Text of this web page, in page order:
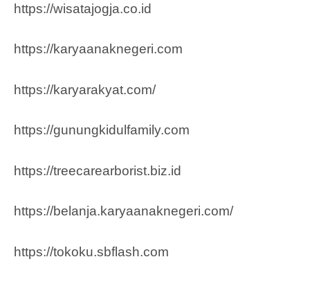
https://wisatajogja.co.id
https://karyaanaknegeri.com
https://karyarakyat.com/
https://gunungkidulfamily.com
https://treecarearborist.biz.id
https://belanja.karyaanaknegeri.com/
https://tokoku.sbflash.com